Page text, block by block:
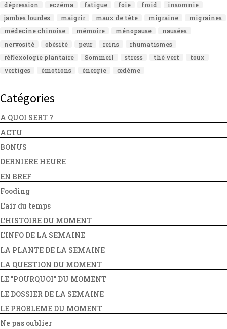
dépression
eczéma fatigue foie froid
insomnie
jambes lourdes
maigrir maux de tête migraine
migraines
médecine chinoise
mémoire ménopause
nausées
nervosité
obésité peur reins
rhumatismes
réflexologie plantaire
Sommeil stress thé vert
toux
vertiges
émotions énergie œdème
Catégories
A QUOI SERT ?
ACTU
BONUS
DERNIERE HEURE
EN BREF
Fooding
L'air du temps
L'HISTOIRE DU MOMENT
L'INFO DE LA SEMAINE
LA PLANTE DE LA SEMAINE
LA QUESTION DU MOMENT
LE "POURQUOI" DU MOMENT
LE DOSSIER DE LA SEMAINE
LE PROBLEME DU MOMENT
Ne pas oublier